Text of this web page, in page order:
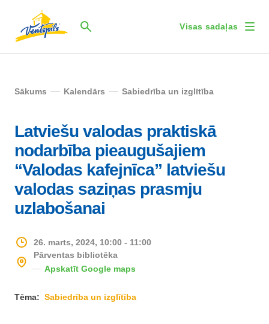
Visas sadaļas
Sākums Kalendārs Sabiedrība un izglītība
Latviešu valodas praktiskā
nodarbība pieaugušajiem
“Valodas kafejnīca” latviešu
valodas saziņas prasmju
uzlabošanai
26. marts, 2024, 10:00 - 11:00
Pārventas bibliotēka
Apskatīt Google maps
Tēma: Sabiedrība un izglītība